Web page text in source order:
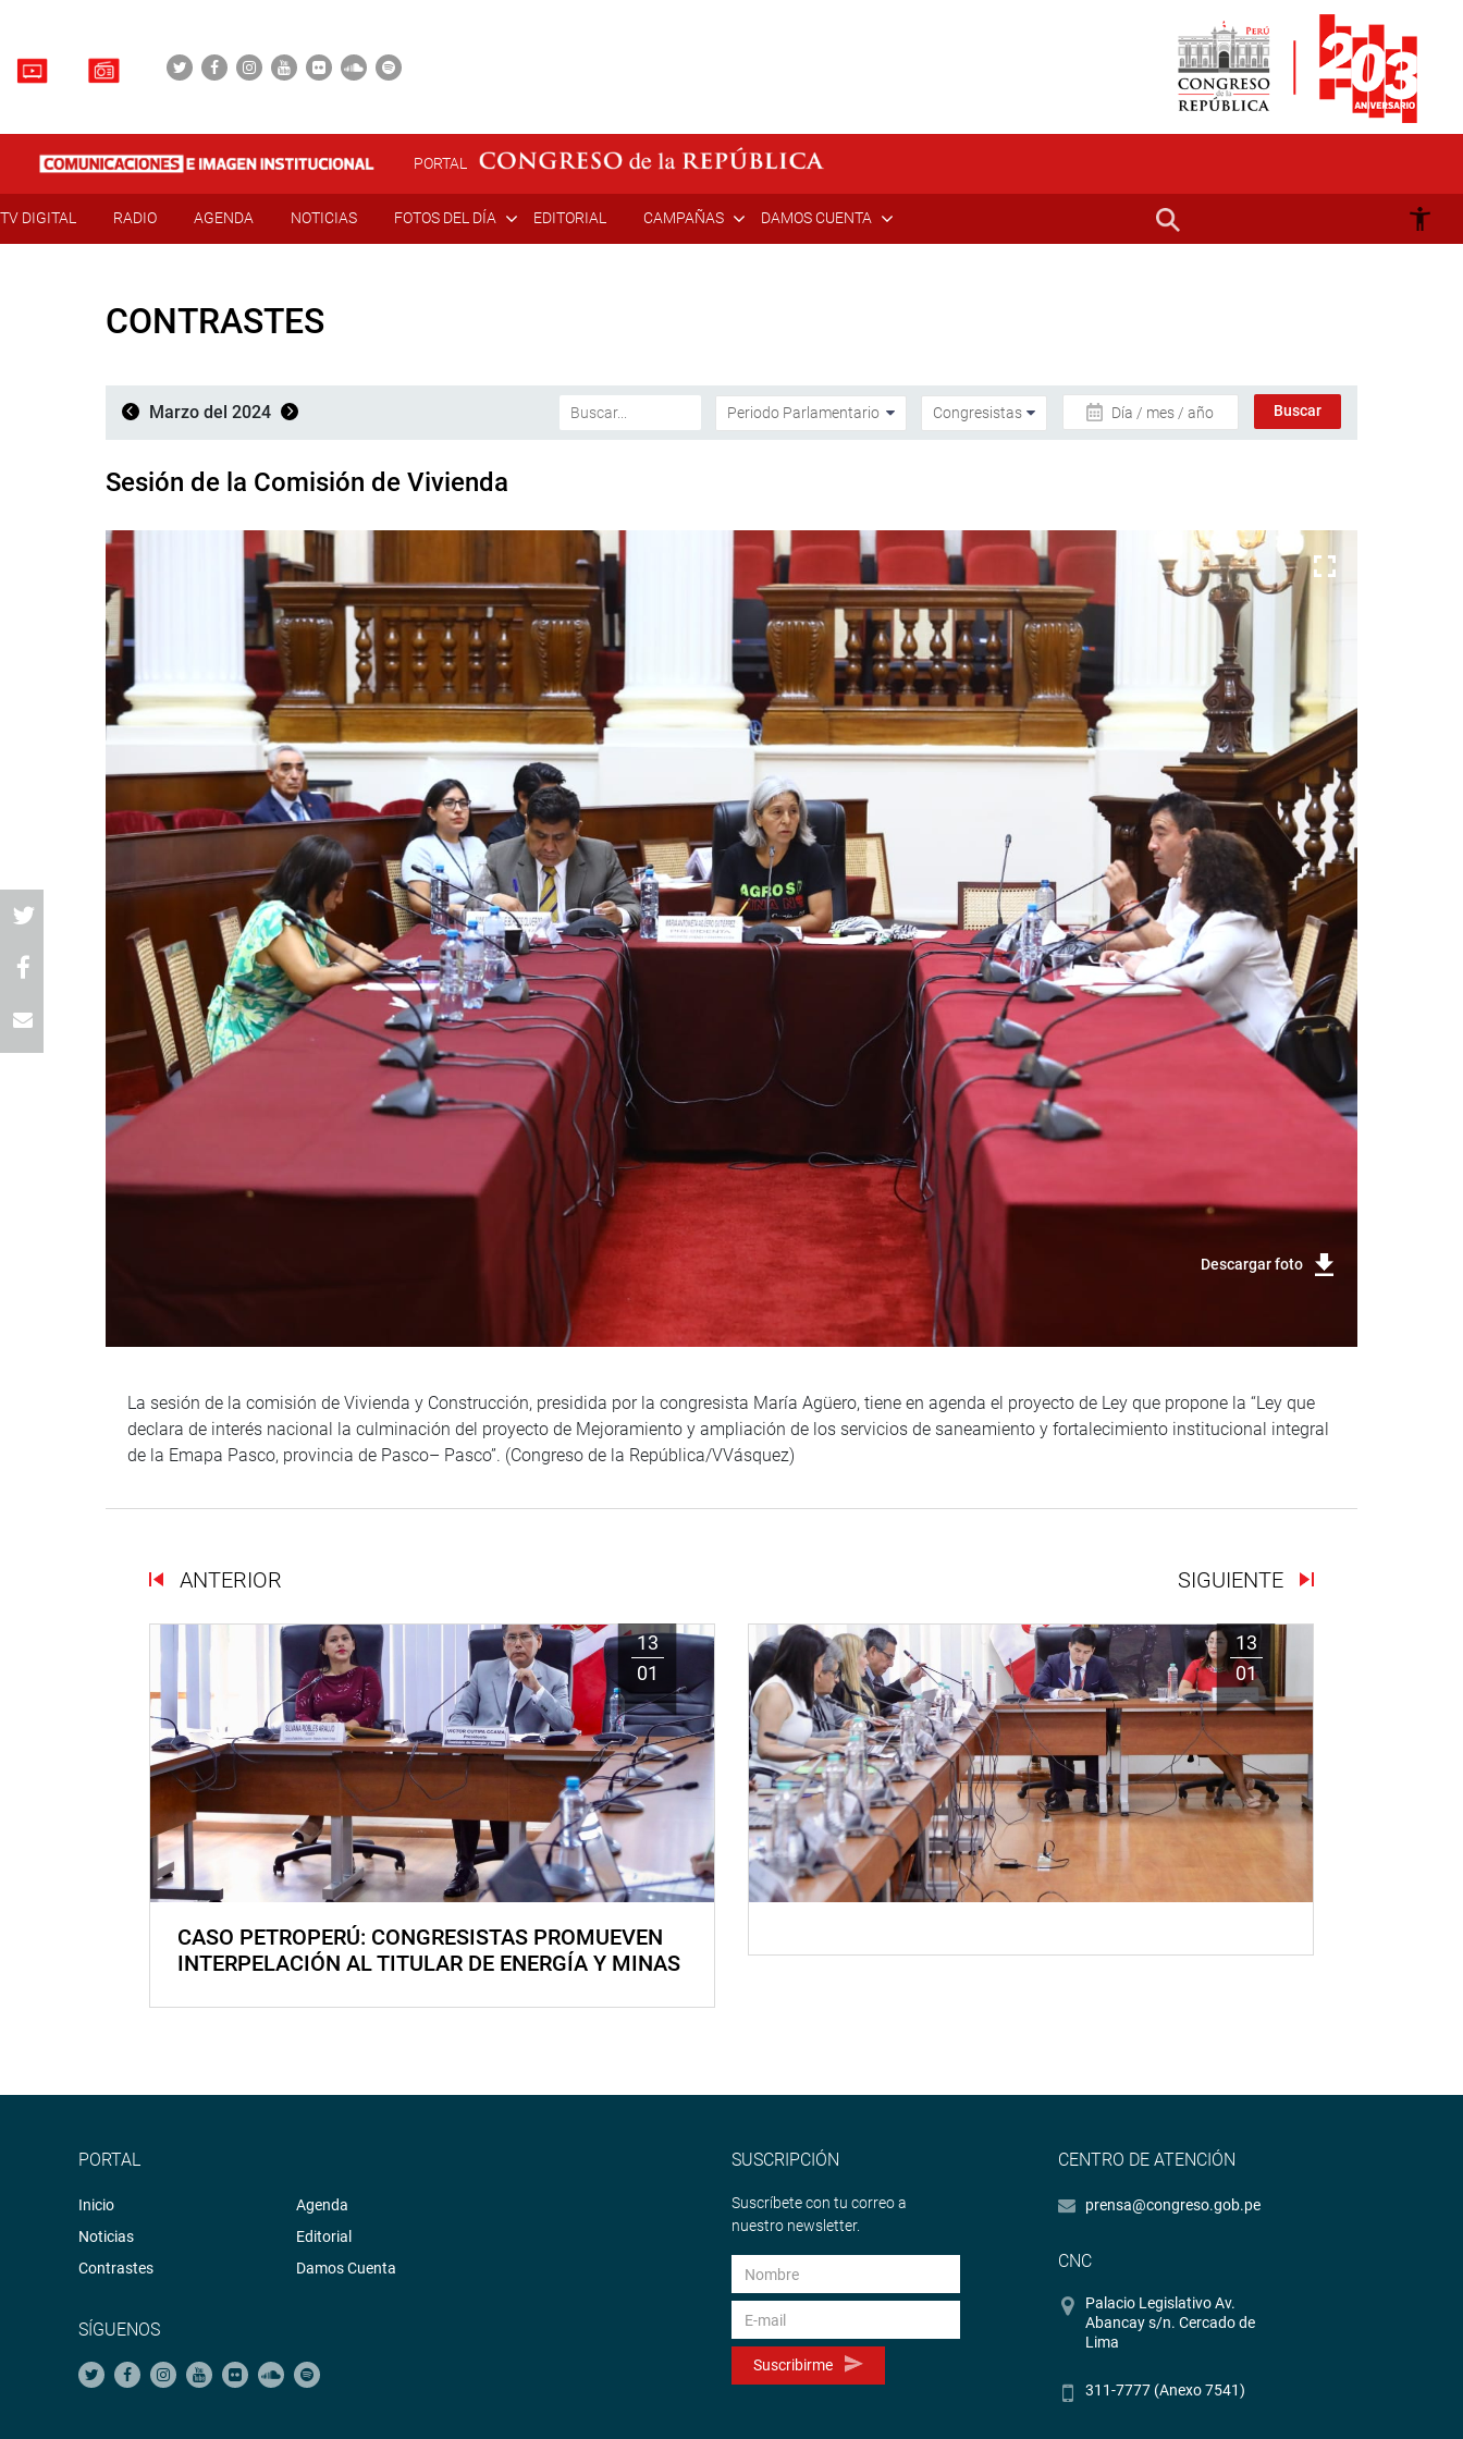
PORTAL
TV DIGITAL RADIO AGENDA NOTICIAS FOTOS DEL DÍA EDITORIAL CAMPAÑAS DAMOS CUENTA
CONTRASTES
Marzo del 2024 Día / mes / año
Sesión de la Comisión de Vivienda
Descargar foto
La sesión de la comisión de Vivienda y Construcción, presidida por la congresista María Agüero, tiene en agenda el proyecto de Ley que propone la “Ley que
declara de interés nacional la culminación del proyecto de Mejoramiento y ampliación de los servicios de saneamiento y fortalecimiento institucional integral
de la Emapa Pasco, provincia de Pasco– Pasco”. (Congreso de la República/VVásquez)
ANTERIOR SIGUIENTE
13
01
CASO PETROPERÚ: CONGRESISTAS PROMUEVEN
INTERPELACIÓN AL TITULAR DE ENERGÍA Y MINAS
13
01
PORTAL
Inicio
Noticias
Contrastes
Agenda
Editorial
Damos Cuenta
SÍGUENOS
SUSCRIPCIÓN
Suscríbete con tu correo a
nuestro newsletter.
Suscribirme
CENTRO DE ATENCIÓN
prensa@congreso.gob.pe
CNC
Palacio Legislativo Av.
Abancay s/n. Cercado de
Lima
311-7777 (Anexo 7541)